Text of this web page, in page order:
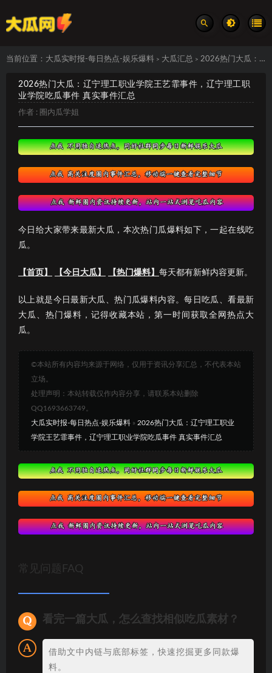
当前位置： 大瓜实时报-每日热点-娱乐爆料 > 大瓜汇总 > 2026热门大瓜：辽宁理工职业学院王艺霏事件，辽宁理工职业学院吃瓜事件 真实事件汇总
2026热门大瓜：辽宁理工职业学院王艺霏事件，辽宁理工职
业学院吃瓜事件 真实事件汇总
作者 : 圈内瓜学姐
今日给大家带来最新大瓜，本次热门瓜爆料如下，一起在线吃
瓜。
【首页】 【今日大瓜】 【热门爆料】 每天都有新鲜内容更新。
以上就是今日最新大瓜、热门瓜爆料内容。每日吃瓜、看最新
大瓜、热门爆料，记得收藏本站，第一时间获取全网热点大
瓜。
©本站所有内容均来源于网络，仅用于资讯分享汇总，不代表本站
立场。
处理声明：本站转载仅作内容分享，请联系本站删除
QQ1693663749。
大瓜实时报-每日热点-娱乐爆料 » 2026热门大瓜：辽宁理工职业
学院王艺霏事件，辽宁理工职业学院吃瓜事件 真实事件汇总
常见问题FAQ
看完一篇大瓜，怎么查找相似吃瓜素材？
借助文中内链与底部标签，快速挖掘更多同款爆
料。